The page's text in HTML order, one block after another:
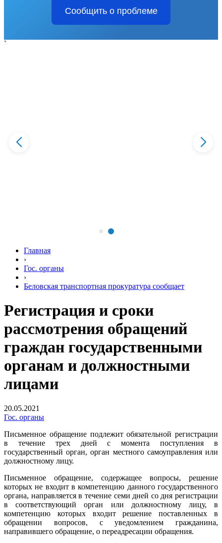
Сообщить о проблеме
`
Главная
›
Гос. органы
›
Беловская транспортная прокуратура сообщает
Регистрация и сроки
рассмотрения обращений
граждан государственными
органам и должностными
лицами
20.05.2021
Гос. органы
Письменное обращение подлежит обязательной регистрации
в течение трех дней с момента поступления в
государственный орган, орган местного самоуправления или
должностному лицу.
Письменное обращение, содержащее вопросы, решение
которых не входит в компетенцию данного государственного
органа, направляется в течение семи дней со дня регистрации
в соответствующий орган или должностному лицу, в
компетенцию которых входит решение поставленных в
обращении вопросов, с уведомлением гражданина,
направившего обращение, о переадресации обращения.